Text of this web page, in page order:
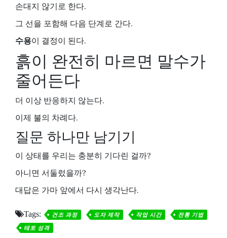
손대지 않기로 한다.
그 선을 포함해 다음 단계로 간다.
수용이 결정이 된다.
흙이 완전히 마르면 말수가
줄어든다
더 이상 반응하지 않는다.
이제 불의 차례다.
질문 하나만 남기기
이 상태를 우리는 충분히 기다린 걸까?
아니면 서둘렀을까?
대답은 가마 앞에서 다시 생각난다.
Tags: 건조 과정 도자 제작 작업 시간
전통 기법
태토 성격